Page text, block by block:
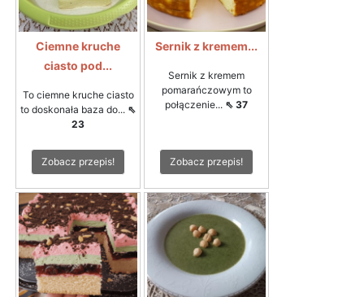
Ciemne kruche
ciasto pod...
To ciemne kruche ciasto
to doskonała baza do... ⇖
23
Zobacz przepis!
Sernik z kremem...
Sernik z kremem
pomarańczowym to
połączenie... ⇖ 37
Zobacz przepis!